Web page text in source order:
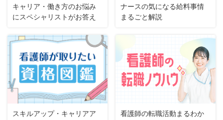
キャリア・働き方のお悩み
にスペシャリストがお答え
ナースの気になる給料事情
まるごと解説
スキルアップ・キャリアア
看護師の転職活動まるわか